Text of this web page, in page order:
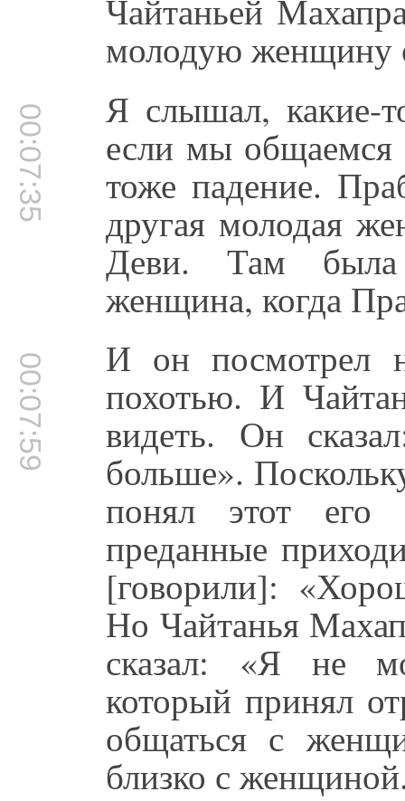
Чайтаньей
молодую женщину
00:07:35 Я слышал, какие-
если мы
тоже падение.
другая молодая
Деви. Там была
женщина, когда
00:07:59 И он посмотрел
похотью. И
видеть. Он
больше».
понял этот его
преданные
[говорили]:
Но Чайтанья
сказал: «Я не
который принял
общаться с
близко с